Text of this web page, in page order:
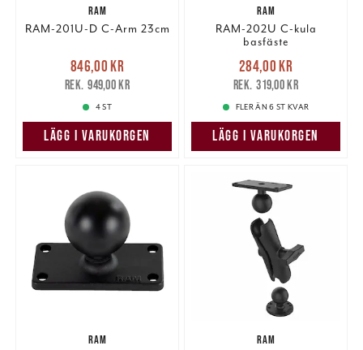
RAM
RAM-201U-D C-Arm 23cm
Nuvarande pris
846,00 krTidigare pris
949,00 kr
846,00 kr
949,00 kr
4 ST
LÄGG I VARUKORGEN
RAM
RAM-202U C-kula
basfäste
Nuvarande pris
284,00 krTidigare pris
319,00 kr
284,00 kr
319,00 kr
FLER ÄN 6 ST KVAR
LÄGG I VARUKORGEN
RAM RAM